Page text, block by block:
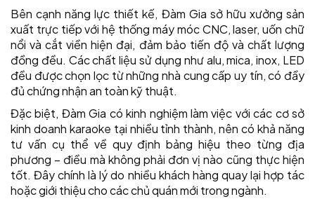
Bên cạnh năng lực thiết kế, Đàm Gia sở hữu xưởng sản
xuất trực tiếp với hệ thống máy móc CNC, laser, uốn chữ
nổi và cắt viền hiện đại, đảm bảo tiến độ và chất lượng
đồng đều. Các chất liệu sử dụng như alu, mica, inox, LED
đều được chọn lọc từ những nhà cung cấp uy tín, có đầy
đủ chứng nhận an toàn kỹ thuật.
Đặc biệt, Đàm Gia có kinh nghiệm làm việc với các cơ sở
kinh doanh karaoke tại nhiều tỉnh thành, nên có khả năng
tư vấn cụ thể về quy định bảng hiệu theo từng địa
phương – điều mà không phải đơn vị nào cũng thực hiện
tốt. Đây chính là lý do nhiều khách hàng quay lại hợp tác
hoặc giới thiệu cho các chủ quán mới trong ngành.